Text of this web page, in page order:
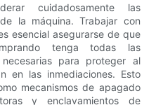
cuidadosamente las
la máquina. Trabajar con
esencial asegurarse de que
tenga todas las
para proteger al
en las inmediaciones. Esto
mecanismos de apagado
y enclavamientos de